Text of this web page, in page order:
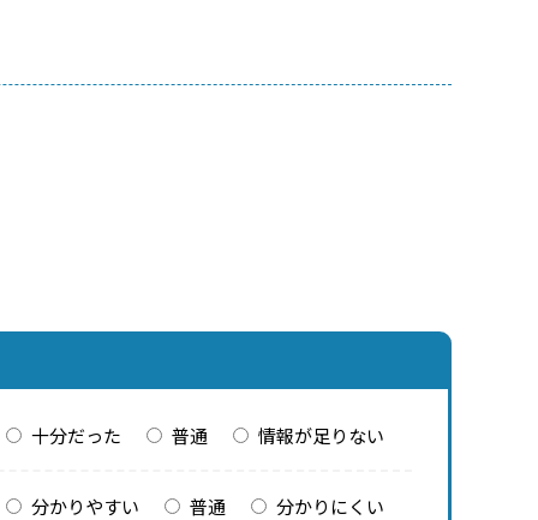
十分だった 普通 情報が足りない
分かりやすい 普通 分かりにくい